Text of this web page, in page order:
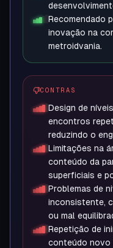
Recomendado
inovação na
metroidvania.
CONTRAS
Design de
encontros
reduzindo o
Limitações na
conteúdo da
superficiais e
Problemas de
inconsistente,
ou mal
Repetição de
conteúdo novo